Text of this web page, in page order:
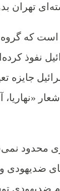
که
نفوذ
جایزه
محدود